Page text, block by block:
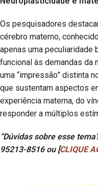
Os pesquisadores
cérebro materno,
apenas uma peculiaridade
funcional às demandas da
uma “impressão” distinta
que sustentam aspectos
experiência materna, do
responder a múltiplos
“Dúvidas sobre esse
95213-8516 ou [CLIQUE